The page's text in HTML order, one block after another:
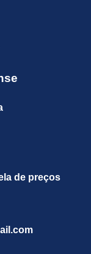
de preços
ail.com